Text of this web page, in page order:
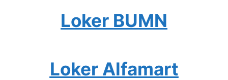
Loker BUMN
Loker Alfamart